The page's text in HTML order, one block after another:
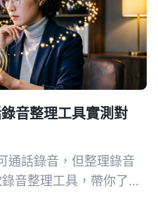
音整理工具實測對
通話錄音，但整理錄音
音整理工具，帶你了解